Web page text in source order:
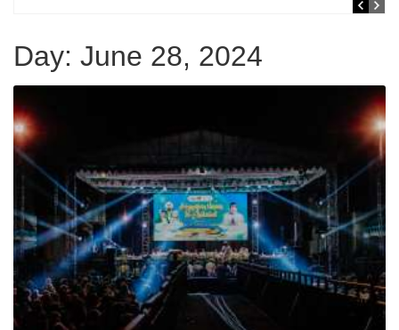
Day: June 28, 2024